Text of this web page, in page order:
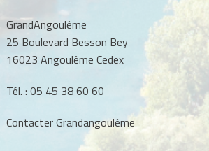
GrandAngoulême
25 Boulevard Besson Bey
16023 Angoulême Cedex
Tél. : 05 45 38 60 60
Contacter Grandangoulême